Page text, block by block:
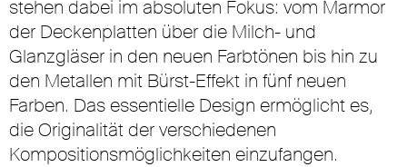
stehen dabei im absoluten Fokus: vom Marmor
der Deckenplatten über die Milch- und
Glanzgläser in den neuen Farbtönen bis hin zu
den Metallen mit Bürst-Effekt in fünf neuen
Farben. Das essentielle Design ermöglicht es,
die Originalität der verschiedenen
Kompositionsmöglichkeiten einzufangen.